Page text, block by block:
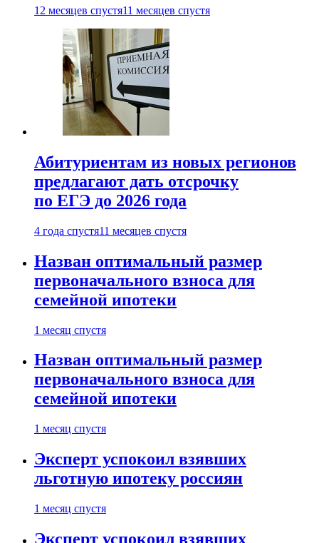
12 месяцев спустя11 месяцев спустя
Абитуриентам из новых регионов
предлагают дать отсрочку
по ЕГЭ до 2026 года
4 года спустя11 месяцев спустя
Назван оптимальный размер
первоначального взноса для
семейной ипотеки
1 месяц спустя
Назван оптимальный размер
первоначального взноса для
семейной ипотеки
1 месяц спустя
Эксперт успокоил взявших
льготную ипотеку россиян
1 месяц спустя
Эксперт успокоил взявших